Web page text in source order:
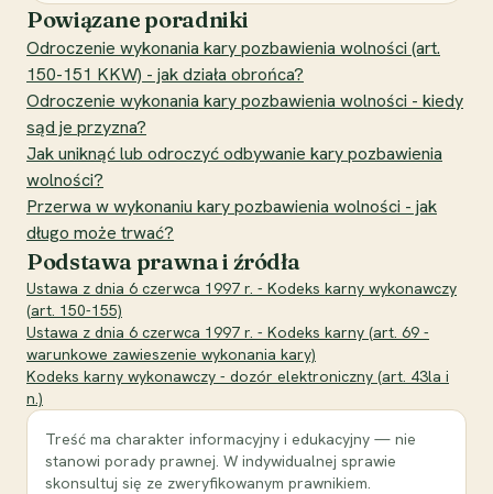
Powiązane poradniki
Odroczenie wykonania kary pozbawienia wolności (art.
150-151 KKW) - jak działa obrońca?
Odroczenie wykonania kary pozbawienia wolności - kiedy
sąd je przyzna?
Jak uniknąć lub odroczyć odbywanie kary pozbawienia
wolności?
Przerwa w wykonaniu kary pozbawienia wolności - jak
długo może trwać?
Podstawa prawna i źródła
Ustawa z dnia 6 czerwca 1997 r. - Kodeks karny wykonawczy
(art. 150-155)
Ustawa z dnia 6 czerwca 1997 r. - Kodeks karny (art. 69 -
warunkowe zawieszenie wykonania kary)
Kodeks karny wykonawczy - dozór elektroniczny (art. 43la i
n.)
Treść ma charakter informacyjny i edukacyjny — nie
stanowi porady prawnej. W indywidualnej sprawie
skonsultuj się ze zweryfikowanym prawnikiem.